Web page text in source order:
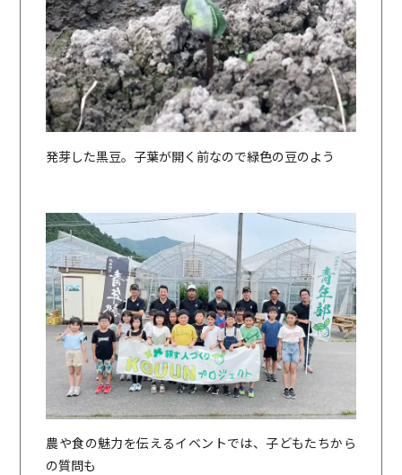
発芽した黒豆。子葉が開く前なので緑色の豆のよう
農や食の魅力を伝えるイベントでは、子どもたちから
の質問も